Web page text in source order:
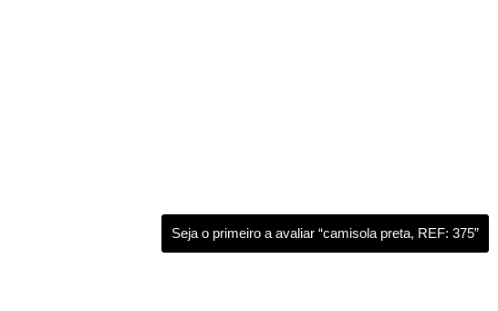
Seja o primeiro a avaliar “camisola preta, REF: 375”